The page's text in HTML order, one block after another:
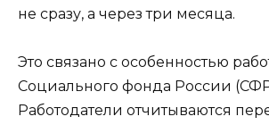
не сразу, а через три месяца.
Это связано с особенностью
Социального фонда России
Работодатели отчитываются